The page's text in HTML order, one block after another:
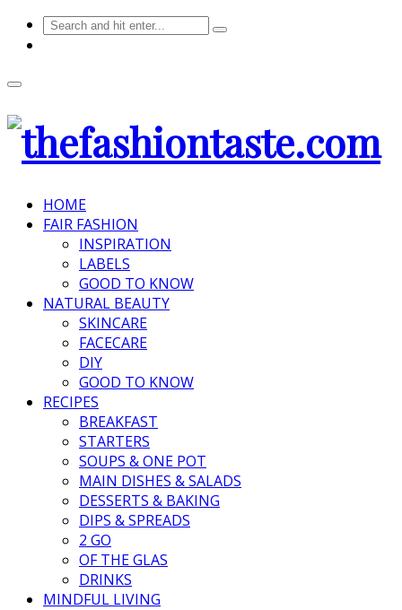
HOME
FAIR FASHION
INSPIRATION
LABELS
GOOD TO KNOW
NATURAL BEAUTY
SKINCARE
FACECARE
DIY
GOOD TO KNOW
RECIPES
BREAKFAST
STARTERS
SOUPS & ONE POT
MAIN DISHES & SALADS
DESSERTS & BAKING
DIPS & SPREADS
2 GO
OF THE GLAS
DRINKS
MINDFUL LIVING